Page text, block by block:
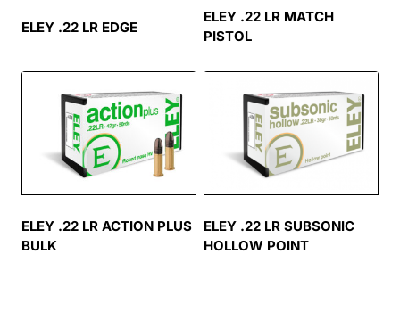
ELEY .22 LR EDGE
ELEY .22 LR MATCH
PISTOL
ELEY .22 LR ACTION PLUS
BULK
ELEY .22 LR SUBSONIC
HOLLOW POINT